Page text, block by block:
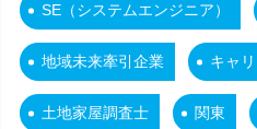
SE（システムエンジニア）
地域未来牽引企業 キャ
土地家屋調査士 関東